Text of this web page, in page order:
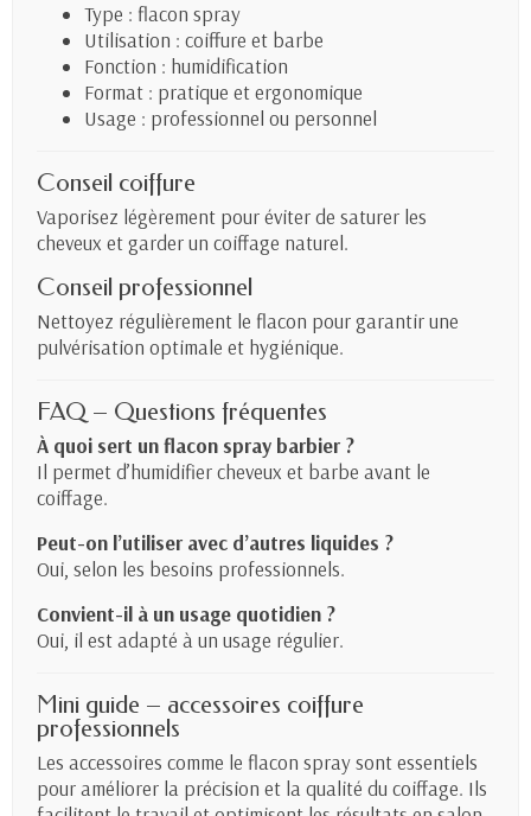
Type : flacon spray
Utilisation : coiffure et barbe
Fonction : humidification
Format : pratique et ergonomique
Usage : professionnel ou personnel
Conseil coiffure
Vaporisez légèrement pour éviter de saturer les
cheveux et garder un coiffage naturel.
Conseil professionnel
Nettoyez régulièrement le flacon pour garantir une
pulvérisation optimale et hygiénique.
FAQ – Questions fréquentes
À quoi sert un flacon spray barbier ?
Il permet d’humidifier cheveux et barbe avant le
coiffage.
Peut-on l’utiliser avec d’autres liquides ?
Oui, selon les besoins professionnels.
Convient-il à un usage quotidien ?
Oui, il est adapté à un usage régulier.
Mini guide – accessoires coiffure
professionnels
Les accessoires comme le flacon spray sont essentiels
pour améliorer la précision et la qualité du coiffage. Ils